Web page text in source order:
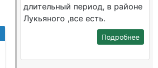
длительный период, в районе
Лукьяного ,все есть.
Подробнее